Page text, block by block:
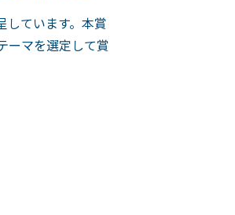
しています。本賞
ーマを選定して賞